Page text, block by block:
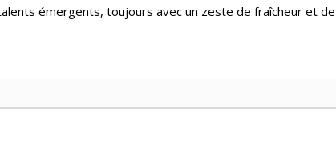
émergents, toujours avec un zeste de fraîcheur et de